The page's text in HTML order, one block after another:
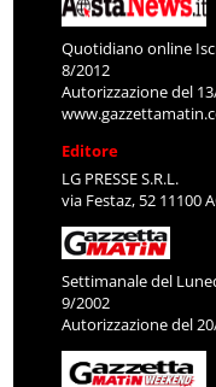
Quotidiano online
8/2012
Autorizzazione del
Editore
LG PRESSE S.R.L.
via Festaz, 52 11100
Settimanale del
9/2002
Autorizzazione del